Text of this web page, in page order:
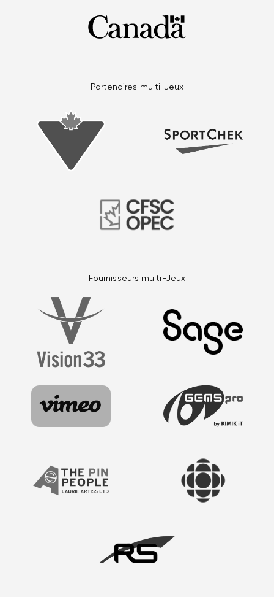
Partenaires multi-Jeux
Fournisseurs multi-Jeux